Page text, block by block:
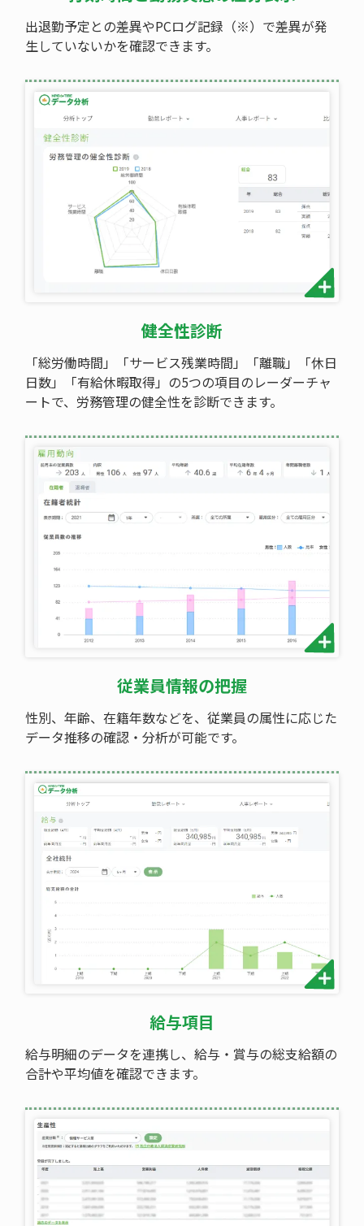
出退勤予定との差異やPCログ記録（※）で差異が発
生していないかを確認できます。
健全性診断
「総労働時間」「サービス残業時間」「離職」「休日
日数」「有給休暇取得」の5つの項目のレーダーチャ
ートで、労務管理の健全性を診断できます。
従業員情報の把握
性別、年齢、在籍年数などを、従業員の属性に応じた
データ推移の確認・分析が可能です。
給与項目
給与明細のデータを連携し、給与・賞与の総支給額の
合計や平均値を確認できます。